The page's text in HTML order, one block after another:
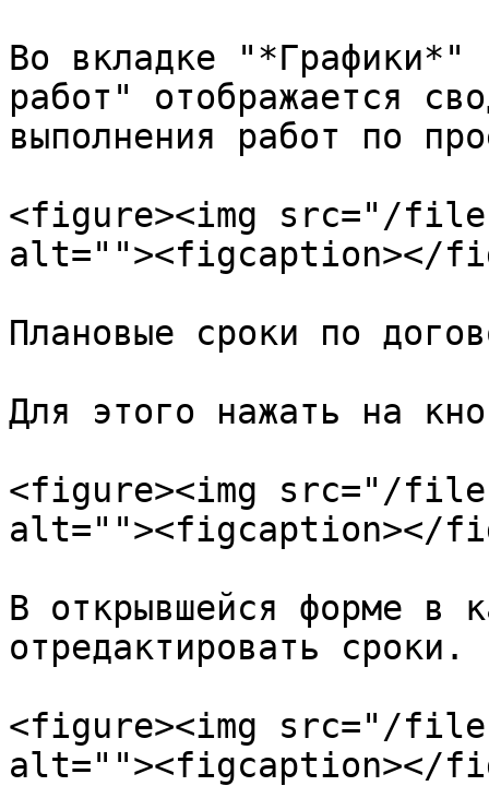
Во вкладке "*Графики*"
работ" отображается
выполнения работ по
<figure><img src="/files/
alt=""><figcaption></
Плановые сроки по
Для этого нажать на
<figure><img src="/files/
alt=""><figcaption></
В открывшейся форме в
отредактировать сроки.
<figure><img src="/files/
alt=""><figcaption></